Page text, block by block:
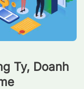
Ty, Doanh